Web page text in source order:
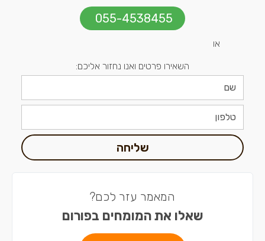
055-4538455
או
השאירו פרטים ואנו נחזור אליכם:
שליחה
המאמר עזר לכם?
שאלו את המומחים בפורום